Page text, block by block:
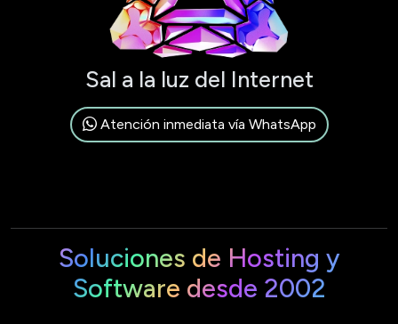
Sal a la luz del Internet
Atención inmediata vía WhatsApp
Soluciones de Hosting y
Software desde 2002